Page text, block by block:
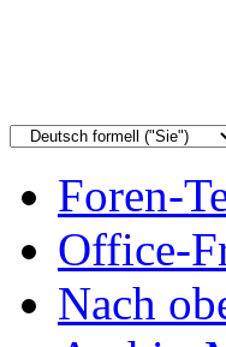
Foren-
Office-
Nach